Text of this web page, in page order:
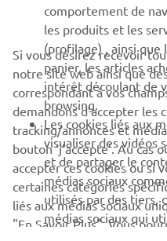
Soyez le premier à connaître
spéciaux, les nouveautés et
Lisez notre politique de
nous traitons vos données
Confidentialité
Luxemburg (French)
comportement de
les produits et les
(profilage) , ainsi que
panier, les articles
intérêt découlant de
browsing.
Les cookies liés aux
visualiser des vidéos
et de partager le
médias sociaux
utilisés par des tiers,
médias sociaux qui
Si vous désirez recevoir
notre site web ainsi que
correspondant à vos
demandons d’accepter les
tracking/annonces et
bouton ‘j’accepte’. Au cas
accepter ces cookies ou si
certaines catégories
liés aux médias sociaux
"En Savoir Plus". Vous